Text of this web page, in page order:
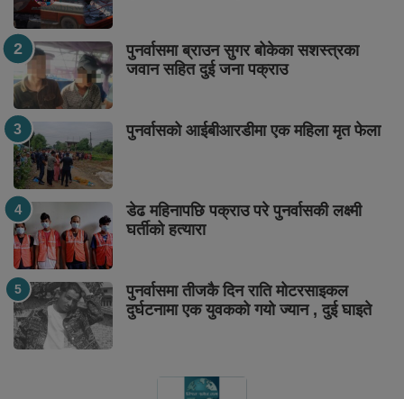
पुनर्वासमा ब्राउन सुगर बोकेका सशस्त्रका
जवान सहित दुई जना पक्राउ
पुनर्वासको आईबीआरडीमा एक महिला मृत फेला
डेढ महिनापछि पक्राउ परे पुनर्वासकी लक्ष्मी
घर्तीको हत्यारा
पुनर्वासमा तीजकै दिन राति मोटरसाइकल
दुर्घटनामा एक युवकको गयो ज्यान , दुई घाइते